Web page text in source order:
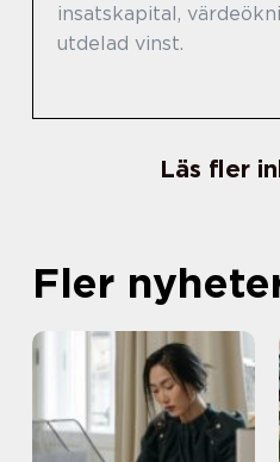
insatskapital,
utdelad vinst.
Läs fler
Fler